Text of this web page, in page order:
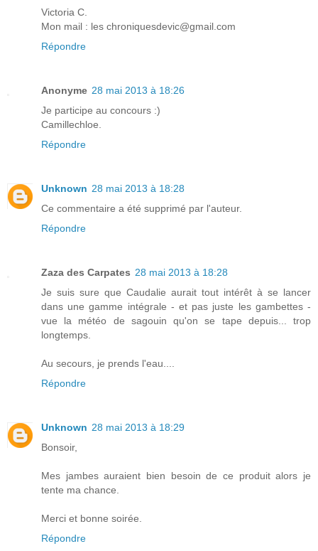
Victoria C.
Mon mail : les chroniquesdevic@gmail.com
Répondre
Anonyme 28 mai 2013 à 18:26
Je participe au concours :)
Camillechloe.
Répondre
Unknown 28 mai 2013 à 18:28
Ce commentaire a été supprimé par l'auteur.
Répondre
Zaza des Carpates 28 mai 2013 à 18:28
Je suis sure que Caudalie aurait tout intérêt à se lancer
dans une gamme intégrale - et pas juste les gambettes -
vue la météo de sagouin qu'on se tape depuis... trop
longtemps.
Au secours, je prends l'eau....
Répondre
Unknown 28 mai 2013 à 18:29
Bonsoir,
Mes jambes auraient bien besoin de ce produit alors je
tente ma chance.
Merci et bonne soirée.
Répondre